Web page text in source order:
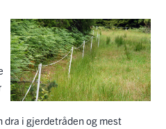
dra i gjerdetråden og mest